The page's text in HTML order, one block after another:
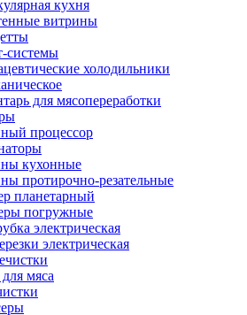
кухня
витрины
системы
холодильники
для мясопереработки
процессор
кухонные
протирочно-резательные
планетарный
погружные
электрическая
электрическая
мяса